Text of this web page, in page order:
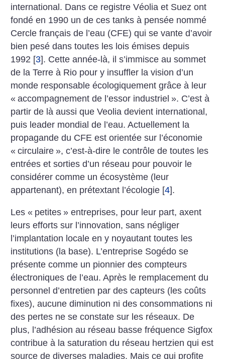
international. Dans ce registre Véolia et Suez ont
fondé en 1990 un de ces tanks à pensée nommé
Cercle français de l’eau (CFE) qui se vante d’avoir
bien pesé dans toutes les lois émises depuis
1992 [3]. Cette année-là, il s’immisce au sommet
de la Terre à Rio pour y insuffler la vision d’un
monde responsable écologiquement grâce à leur
« accompagnement de l’essor industriel ». C’est à
partir de là aussi que Veolia devient international,
puis leader mondial de l’eau. Actuellement la
propagande du CFE est orientée sur l’économie
« circulaire », c’est-à-dire le contrôle de toutes les
entrées et sorties d’un réseau pour pouvoir le
considérer comme un écosystème (leur
appartenant), en prétextant l’écologie [4].
Les « petites » entreprises, pour leur part, axent
leurs efforts sur l’innovation, sans négliger
l’implantation locale en y noyautant toutes les
institutions (la base). L’entreprise Sogédo se
présente comme un pionnier des compteurs
électroniques de l’eau. Après le remplacement du
personnel d’entretien par des capteurs (les coûts
fixes), aucune diminution ni des consommations ni
des pertes ne se constate sur les réseaux. De
plus, l’adhésion au réseau basse fréquence Sigfox
contribue à la saturation du réseau hertzien qui est
source de diverses maladies. Mais ce qui profite